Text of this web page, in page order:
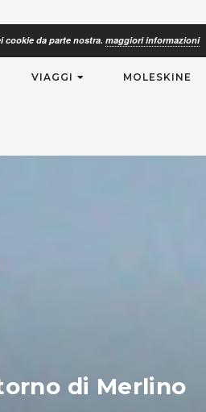
VIAGGI MOLESKINE
di Merlino
da parte nostra. maggiori informazioni